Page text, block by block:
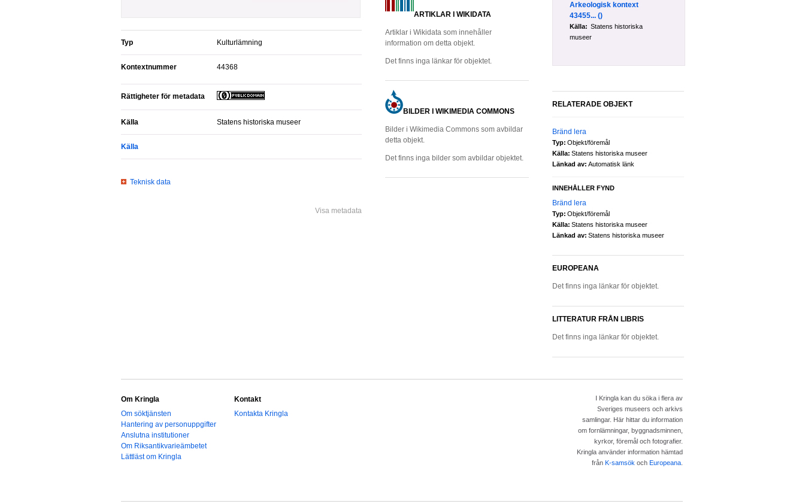
ARTIKLAR I WIKIDATA
Artiklar i Wikidata som innehåller
information om detta objekt.
Det finns inga länkar för objektet.
BILDER I WIKIMEDIA COMMONS
Bilder i Wikimedia Commons som avbildar
detta objekt.
Det finns inga bilder som avbildar objektet.
Typ Kulturlämning
Kontextnummer 44368
Rättigheter för metadata
Källa Statens historiska museer
Källa
Teknisk data
Visa metadata
Arkeologisk kontext
43455... ()
Källa: Statens historiska
museer
RELATERADE OBJEKT
Bränd lera
Typ: Objekt/föremål
Källa: Statens historiska museer
Länkad av: Automatisk länk
INNEHÅLLER FYND
Bränd lera
Typ: Objekt/föremål
Källa: Statens historiska museer
Länkad av: Statens historiska museer
EUROPEANA
Det finns inga länkar för objektet.
LITTERATUR FRÅN LIBRIS
Det finns inga länkar för objektet.
Om Kringla
Om söktjänsten
Hantering av personuppgifter
Anslutna institutioner
Om Riksantikvarieämbetet
Lättläst om Kringla
Kontakt
Kontakta Kringla
I Kringla kan du söka i flera av
Sveriges museers och arkivs
samlingar. Här hittar du information
om fornlämningar, byggnadsminnen,
kyrkor, föremål och fotografier.
Kringla använder information hämtad
från K-samsök och Europeana